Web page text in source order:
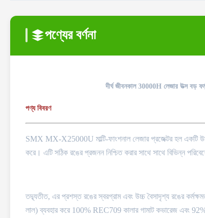
পণ্যের বর্ণনা
দীর্ঘ জীবনকাল 30000H লেজার উত্স বড়
পণ্য বিবরণ
SMX MX-X25000U মাল্টি-ফাংশনাল লেজার প্রজেক্টর হল একটি
করে। এটি সঠিক রঙের প্রজনন নিশ্চিত করার সাথে সাথে বিভিন্ন
তদ্ব্যতীত, এর প্রশস্ত রঙের স্বরগ্রাম এবং উচ্চ বৈসাদৃশ্য রঙের
লাল) ব্যবহার করে 100% REC709 কালার গামাট কভারেজ এবং